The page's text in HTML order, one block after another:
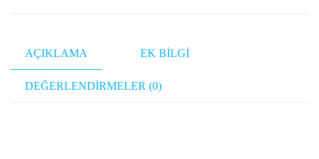
uygun
adet
AÇIKLAMA EK BILGI
DEĞERLENDIRMELER (0)